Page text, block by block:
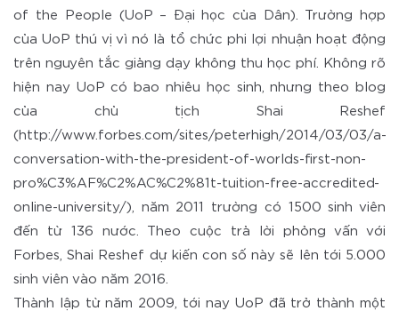
of the People (UoP – Đại học của Dân). Trường hợp
của UoP thú vị vì nó là tổ chức phi lợi nhuận hoạt động
trên nguyên tắc giảng dạy không thu học phí. Không rõ
hiện nay UoP có bao nhiêu học sinh, nhưng theo blog
của chủ tịch Shai Reshef
(http://www.forbes.com/sites/peterhigh/2014/03/03/a-
conversation-with-the-president-of-worlds-first-non-
pro%C3%AF%C2%AC%C2%81t-tuition-free-accredited-
online-university/), năm 2011 trường có 1500 sinh viên
đến từ 136 nước. Theo cuộc trả lời phỏng vấn với
Forbes, Shai Reshef dự kiến con số này sẽ lên tới 5.000
sinh viên vào năm 2016.
Thành lập từ năm 2009, tới nay UoP đã trở thành một